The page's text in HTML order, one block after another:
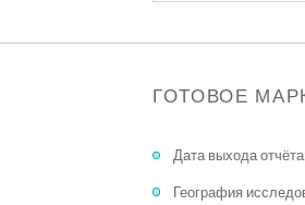
ГОТОВОЕ
Дата выхода отчёта:
География